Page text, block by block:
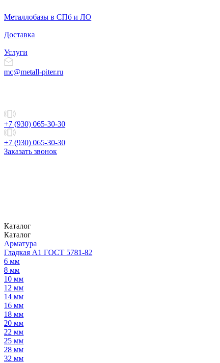
Металлобазы в СПб и ЛО
Доставка
Услуги
mc@metall-piter.ru
+7 (930) 065-30-30
+7 (930) 065-30-30
Заказать звонок
Каталог
Каталог
Арматура
Гладкая А1 ГОСТ 5781-82
6 мм
8 мм
10 мм
12 мм
14 мм
16 мм
18 мм
20 мм
22 мм
25 мм
28 мм
32 мм